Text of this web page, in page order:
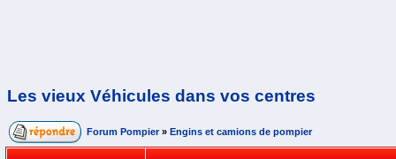
Les vieux Véhicules dans vos centres
Forum Pompier » Engins et camions de pompier